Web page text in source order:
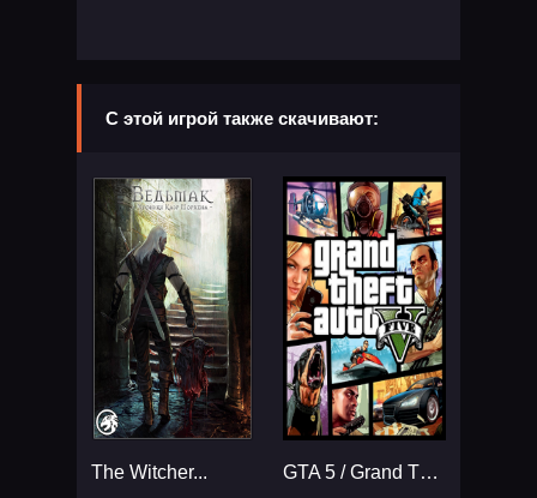
С этой игрой также скачивают:
The Witcher... GTA 5 / Grand Theft Auto V Enhanced...